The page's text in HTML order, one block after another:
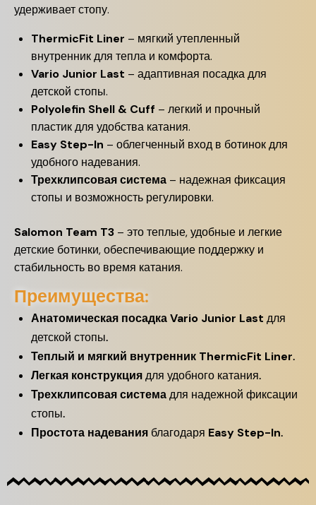
удерживает стопу.
ThermicFit Liner – мягкий утепленный
внутренник для тепла и комфорта.
Vario Junior Last – адаптивная посадка для
детской стопы.
Polyolefin Shell & Cuff – легкий и прочный
пластик для удобства катания.
Easy Step-In – облегченный вход в ботинок для
удобного надевания.
Трехклипсовая система – надежная фиксация
стопы и возможность регулировки.
Salomon Team T3 – это теплые, удобные и легкие
детские ботинки, обеспечивающие поддержку и
стабильность во время катания.
Преимущества:
Анатомическая посадкаVario Junior Last для
детской стопы.
Теплый и мягкий внутренник ThermicFit Liner.
Легкая конструкциядля удобного катания.
Трехклипсовая системадля надежной фиксации
стопы.
Простота надевания благодаря Easy Step-In.